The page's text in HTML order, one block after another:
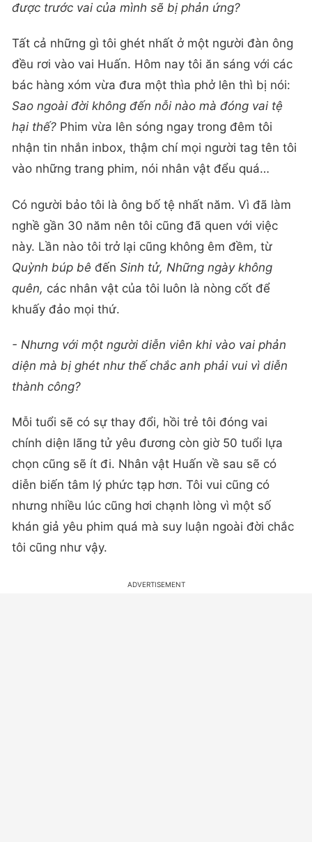
được trước vai của mình sẽ bị phản ứng?
Tất cả những gì tôi ghét nhất ở một người đàn ông
đều rơi vào vai Huấn. Hôm nay tôi ăn sáng với các
bác hàng xóm vừa đưa một thìa phở lên thì bị nói:
Sao ngoài đời không đến nỗi nào mà đóng vai tệ
hại thế? Phim vừa lên sóng ngay trong đêm tôi
nhận tin nhắn inbox, thậm chí mọi người tag tên tôi
vào những trang phim, nói nhân vật đểu quá…
Có người bảo tôi là ông bố tệ nhất năm. Vì đã làm
nghề gần 30 năm nên tôi cũng đã quen với việc
này. Lần nào tôi trở lại cũng không êm đềm, từ
Quỳnh búp bê đến Sinh tử, Những ngày không
quên, các nhân vật của tôi luôn là nòng cốt để
khuấy đảo mọi thứ.
- Nhưng với một người diễn viên khi vào vai phản
diện mà bị ghét như thế chắc anh phải vui vì diễn
thành công?
Mỗi tuổi sẽ có sự thay đổi, hồi trẻ tôi đóng vai
chính diện lãng tử yêu đương còn giờ 50 tuổi lựa
chọn cũng sẽ ít đi. Nhân vật Huấn về sau sẽ có
diễn biến tâm lý phức tạp hơn. Tôi vui cũng có
nhưng nhiều lúc cũng hơi chạnh lòng vì một số
khán giả yêu phim quá mà suy luận ngoài đời chắc
tôi cũng như vậy.